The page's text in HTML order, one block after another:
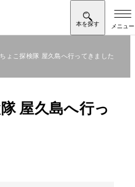
ょこ探検隊 屋久島へ行ってきました
屋久島へ行っ